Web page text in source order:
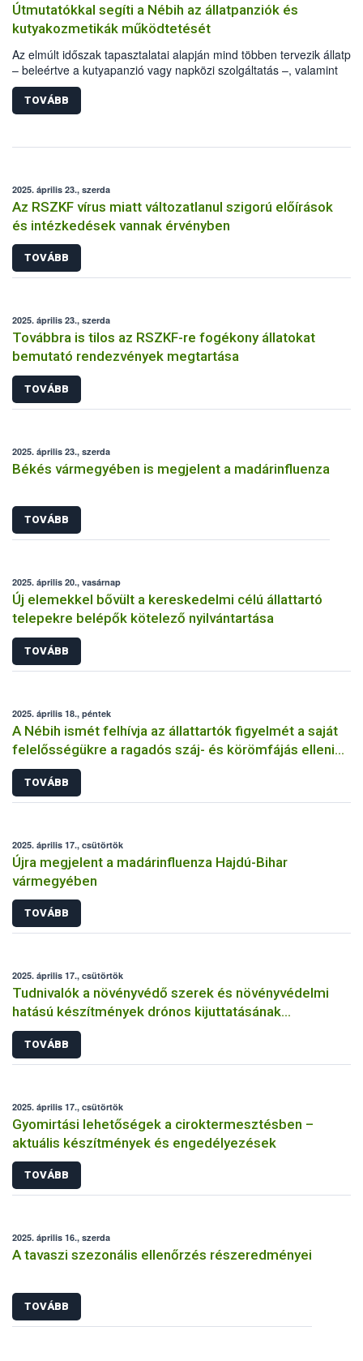
Útmutatókkal segíti a Nébih az állatpanziók és
kutyakozmetikák működtetését
Az elmúlt időszak tapasztalatai alapján mind többen tervezik
– beleértve a kutyapanzió vagy napközi szolgáltatás –, valamint
állatkozmetika indítását. Ezen igényre reagálva a Nemzeti
Élelmiszerlánc-biztonsági Hivatal (Nébih) részletes útmutatót
mindkét tevékenységre a szabályos működés érdekében.
TOVÁBB
2025. április 23., szerda
Az RSZKF vírus miatt változatlanul szigorú előírások
és intézkedések vannak érvényben
TOVÁBB
2025. április 23., szerda
Továbbra is tilos az RSZKF-re fogékony állatokat
bemutató rendezvények megtartása
TOVÁBB
2025. április 23., szerda
Békés vármegyében is megjelent a madárinfluenza
TOVÁBB
2025. április 20., vasárnap
Új elemekkel bővült a kereskedelmi célú állattartó
telepekre belépők kötelező nyilvántartása
TOVÁBB
2025. április 18., péntek
A Nébih ismét felhívja az állattartók figyelmét a saját
felelősségükre a ragadós száj- és körömfájás elleni
védekezésben
TOVÁBB
2025. április 17., csütörtök
Újra megjelent a madárinfluenza Hajdú-Bihar
vármegyében
TOVÁBB
2025. április 17., csütörtök
Tudnivalók a növényvédő szerek és növényvédelmi
hatású készítmények drónos kijuttatásának
kérelmezéséről
TOVÁBB
2025. április 17., csütörtök
Gyomirtási lehetőségek a ciroktermesztésben –
aktuális készítmények és engedélyezések
TOVÁBB
2025. április 16., szerda
A tavaszi szezonális ellenőrzés részeredményei
TOVÁBB